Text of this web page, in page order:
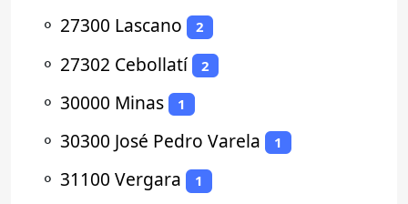
⚬ 27300 Lascano 2
⚬ 27302 Cebollatí 2
⚬ 30000 Minas 1
⚬ 30300 José Pedro Varela 1
⚬ 31100 Vergara 1